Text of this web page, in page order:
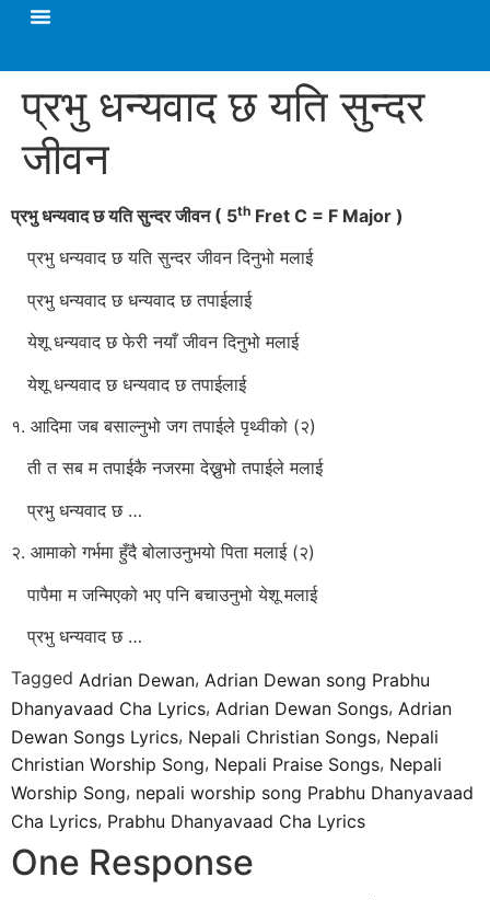
प्रभु धन्यवाद छ यति सुन्दर
जीवन
प्रभु धन्यवाद छ यति सुन्दर जीवन ( 5th Fret C = F Major )
प्रभु धन्यवाद छ यति सुन्दर जीवन दिनुभो मलाई
प्रभु धन्यवाद छ धन्यवाद छ तपाईलाई
येशू धन्यवाद छ फेरी नयाँ जीवन दिनुभो मलाई
येशू धन्यवाद छ धन्यवाद छ तपाईलाई
१. आदिमा जब बसाल्नुभो जग तपाईले पृथ्वीको (२)
ती त सब म तपाईकै नजरमा देख्नुभो तपाईले मलाई
प्रभु धन्यवाद छ …
२. आमाको गर्भमा हुँदै बोलाउनुभयो पिता मलाई (२)
पापैमा म जन्मिएको भए पनि बचाउनुभो येशू मलाई
प्रभु धन्यवाद छ …
Tagged Adrian Dewan, Adrian Dewan song Prabhu
Dhanyavaad Cha Lyrics, Adrian Dewan Songs, Adrian
Dewan Songs Lyrics, Nepali Christian Songs, Nepali
Christian Worship Song, Nepali Praise Songs, Nepali
Worship Song, nepali worship song Prabhu Dhanyavaad
Cha Lyrics, Prabhu Dhanyavaad Cha Lyrics
One Response